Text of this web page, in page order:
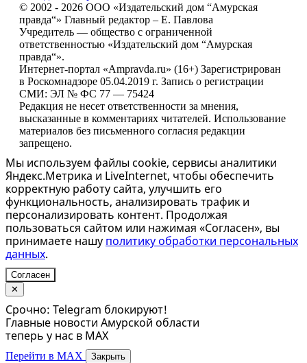
© 2002 - 2026 ООО «Издательский дом “Амурская
правда“» Главный редактор – Е. Павлова
Учредитель — общество с ограниченной
ответственностью «Издательский дом “Амурская
правда“».
Интернет-портал «Ampravda.ru» (16+) Зарегистрирован
в Роскомнадзоре 05.04.2019 г. Запись о регистрации
СМИ: ЭЛ № ФС 77 — 75424
Редакция не несет ответственности за мнения,
высказанные в комментариях читателей. Использование
материалов без письменного согласия редакции
запрещено.
Мы используем файлы cookie, сервисы аналитики
Яндекс.Метрика и LiveInternet, чтобы обеспечить
корректную работу сайта, улучшить его
функциональность, анализировать трафик и
персонализировать контент. Продолжая
пользоваться сайтом или нажимая «Согласен», вы
принимаете нашу политику обработки персональных
данных.
Согласен
✕
Срочно: Telegram блокируют!
Главные новости Амурской области
теперь у нас в MAX
Перейти в MAX Закрыть